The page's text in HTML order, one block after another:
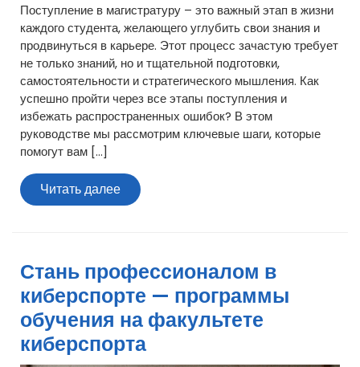
Поступление в магистратуру – это важный этап в жизни
каждого студента, желающего углубить свои знания и
продвинуться в карьере. Этот процесс зачастую требует
не только знаний, но и тщательной подготовки,
самостоятельности и стратегического мышления. Как
успешно пройти через все этапы поступления и
избежать распространенных ошибок? В этом
руководстве мы рассмотрим ключевые шаги, которые
помогут вам […]
Читать далееЧитать
далее
Стань профессионалом в
киберспорте — программы
обучения на факультете
киберспорта